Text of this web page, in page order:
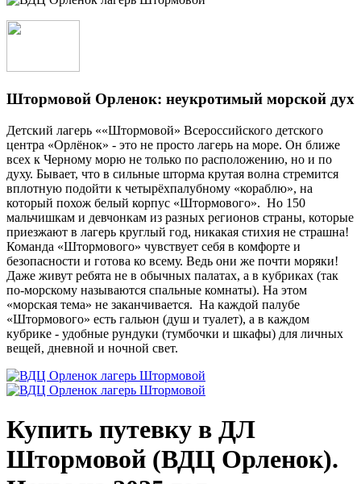
Штормовой Орленок: неукротимый морской дух
Детский лагерь ««Штормовой» Всероссийского детского
центра «Орлёнок» - это не просто лагерь на море. Он ближе
всех к Черному морю не только по расположению, но и по
духу. Бывает, что в сильные шторма крутая волна стремится
вплотную подойти к четырёхпалубному «кораблю», на
который похож белый корпус «Штормового». Но 150
мальчишкам и девчонкам из разных регионов страны, которые
приезжают в лагерь круглый год, никакая стихия не страшна!
Команда «Штормового» чувствует себя в комфорте и
безопасности и готова ко всему. Ведь они же почти моряки!
Даже живут ребята не в обычных палатах, а в кубриках (так
по-морскому называются спальные комнаты). На этом
«морская тема» не заканчивается. На каждой палубе
«Штормового» есть гальюн (душ и туалет), а в каждом
кубрике - удобные рундуки (тумбочки и шкафы) для личных
вещей, дневной и ночной свет.
Купить путевку в ДЛ
Штормовой (ВДЦ Орленок).